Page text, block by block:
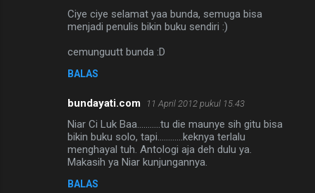
Ciye ciye selamat yaa bunda, semuga bisa
menjadi penulis bikin buku sendiri :)
cemunguutt bunda :D
BALAS
bundayati.com 11 April 2012 pukul 15.43
Niar Ci Luk Baa...........tu die maunye sih gitu bisa
bikin buku solo, tapi............keknya terlalu
menghayal tuh. Antologi aja deh dulu ya.
Makasih ya Niar kunjungannya.
BALAS